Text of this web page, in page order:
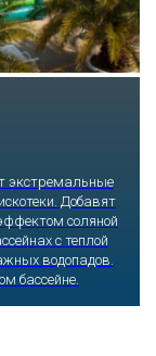
экстремальные
Добавят
соляной
с теплой
водопадов.
бассейне.